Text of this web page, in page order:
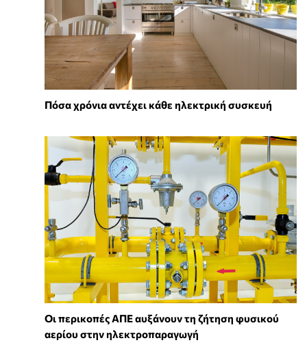
Πόσα χρόνια αντέχει κάθε ηλεκτρική συσκευή
Οι περικοπές ΑΠΕ αυξάνουν τη ζήτηση φυσικού
αερίου στην ηλεκτροπαραγωγή